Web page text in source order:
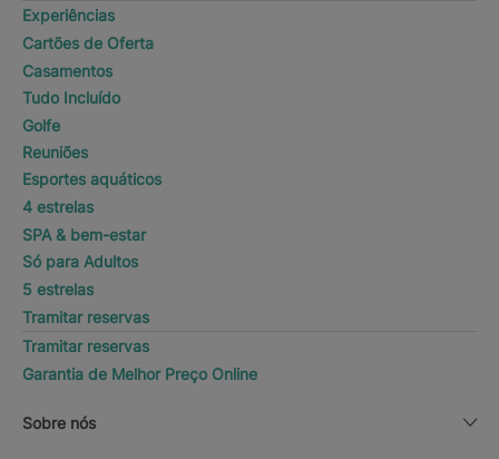
Experiências
Cartões de Oferta
Casamentos
Tudo Incluído
Golfe
Reuniões
Esportes aquáticos
4 estrelas
SPA & bem-estar
Só para Adultos
5 estrelas
Tramitar reservas
Tramitar reservas
Garantia de Melhor Preço Online
Sobre nós